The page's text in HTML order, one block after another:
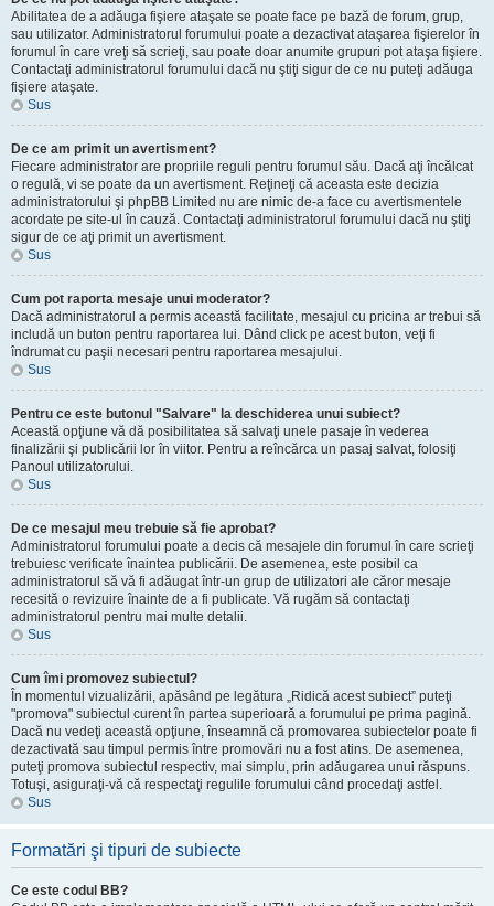
Abilitatea de a adăuga fişiere ataşate se poate face pe bază de forum, grup,
sau utilizator. Administratorul forumului poate a dezactivat ataşarea fişierelor în
forumul în care vreţi să scrieţi, sau poate doar anumite grupuri pot ataşa fişiere.
Contactaţi administratorul forumului dacă nu ştiţi sigur de ce nu puteţi adăuga
fişiere ataşate.
Sus
De ce am primit un avertisment?
Fiecare administrator are propriile reguli pentru forumul său. Dacă aţi încălcat
o regulă, vi se poate da un avertisment. Reţineţi că aceasta este decizia
administratorului şi phpBB Limited nu are nimic de-a face cu avertismentele
acordate pe site-ul în cauză. Contactaţi administratorul forumului dacă nu ştiţi
sigur de ce aţi primit un avertisment.
Sus
Cum pot raporta mesaje unui moderator?
Dacă administratorul a permis această facilitate, mesajul cu pricina ar trebui să
includă un buton pentru raportarea lui. Dând click pe acest buton, veţi fi
îndrumat cu paşii necesari pentru raportarea mesajului.
Sus
Pentru ce este butonul "Salvare" la deschiderea unui subiect?
Această opţiune vă dă posibilitatea să salvaţi unele pasaje în vederea
finalizării şi publicării lor în viitor. Pentru a reîncărca un pasaj salvat, folosiţi
Panoul utilizatorului.
Sus
De ce mesajul meu trebuie să fie aprobat?
Administratorul forumului poate a decis că mesajele din forumul în care scrieţi
trebuiesc verificate înaintea publicării. De asemenea, este posibil ca
administratorul să vă fi adăugat într-un grup de utilizatori ale căror mesaje
recesită o revizuire înainte de a fi publicate. Vă rugăm să contactaţi
administratorul pentru mai multe detalii.
Sus
Cum îmi promovez subiectul?
În momentul vizualizării, apăsând pe legătura „Ridică acest subiect” puteţi
"promova" subiectul curent în partea superioară a forumului pe prima pagină.
Dacă nu vedeţi această opţiune, înseamnă că promovarea subiectelor poate fi
dezactivată sau timpul permis între promovări nu a fost atins. De asemenea,
puteţi promova subiectul respectiv, mai simplu, prin adăugarea unui răspuns.
Totuşi, asiguraţi-vă că respectaţi regulile forumului când procedaţi astfel.
Sus
Formatări şi tipuri de subiecte
Ce este codul BB?